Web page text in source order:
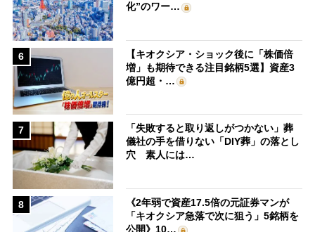
化”のワー…
6
【キオクシア・ショック後に「株価倍
増」も期待できる注目銘柄5選】資産3
億円超・…
7
「失敗すると取り返しがつかない」葬
儀社の手を借りない「DIY葬」の落とし
穴 素人には…
8
《2年弱で資産17.5倍の元証券マンが
「キオクシア急落で次に狙う」5銘柄を
公開》10…